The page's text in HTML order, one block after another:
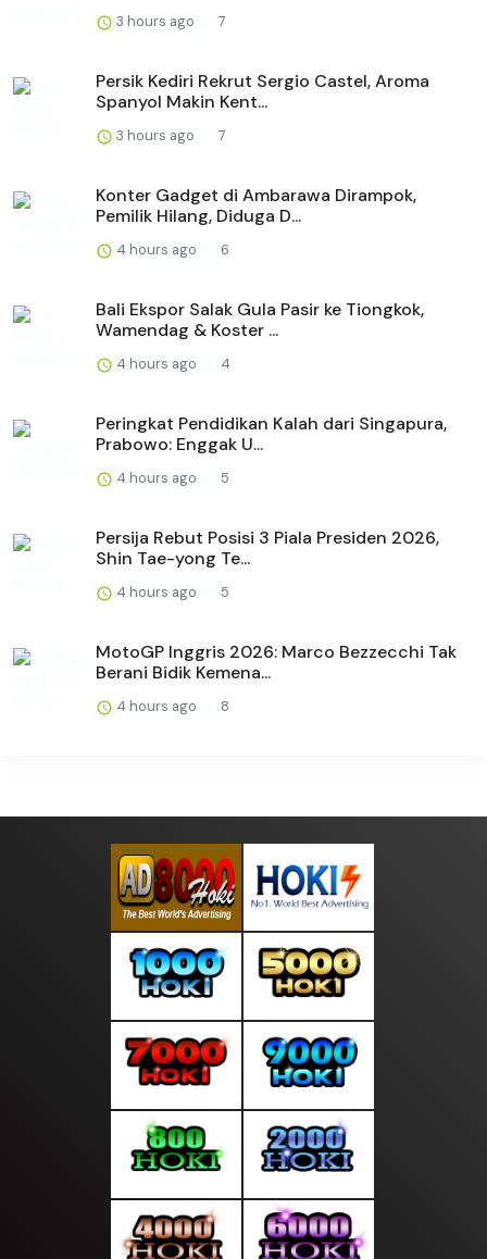
3 hours ago 7
Persik Kediri Rekrut Sergio Castel, Aroma
Spanyol Makin Kent...
3 hours ago 7
Konter Gadget di Ambarawa Dirampok,
Pemilik Hilang, Diduga D...
4 hours ago 6
Bali Ekspor Salak Gula Pasir ke Tiongkok,
Wamendag & Koster ...
4 hours ago 4
Peringkat Pendidikan Kalah dari Singapura,
Prabowo: Enggak U...
4 hours ago 5
Persija Rebut Posisi 3 Piala Presiden 2026,
Shin Tae-yong Te...
4 hours ago 5
MotoGP Inggris 2026: Marco Bezzecchi Tak
Berani Bidik Kemena...
4 hours ago 8